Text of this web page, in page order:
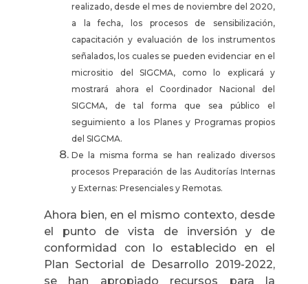
realizado, desde el mes de noviembre del 2020,
a la fecha, los procesos de sensibilización,
capacitación y evaluación de los instrumentos
señalados, los cuales se pueden evidenciar en el
micrositio del SIGCMA, como lo explicará y
mostrará ahora el Coordinador Nacional del
SIGCMA, de tal forma que sea público el
seguimiento a los Planes y Programas propios
del SIGCMA.
De la misma forma se han realizado diversos
procesos Preparación de las Auditorías Internas
y Externas: Presenciales y Remotas.
Ahora bien, en el mismo contexto, desde
el punto de vista de inversión y de
conformidad con lo establecido en el
Plan Sectorial de Desarrollo 2019-2022,
se han apropiado recursos para la